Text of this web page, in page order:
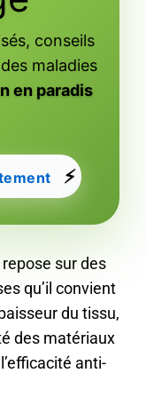
conseils
maladies
en paradis
⚡
sur des
qu’il convient
du tissu,
des matériaux
anti-